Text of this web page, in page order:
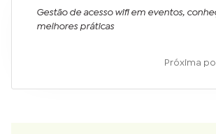
Gestão de acesso wifi em eventos,
melhores práticas
Próxima